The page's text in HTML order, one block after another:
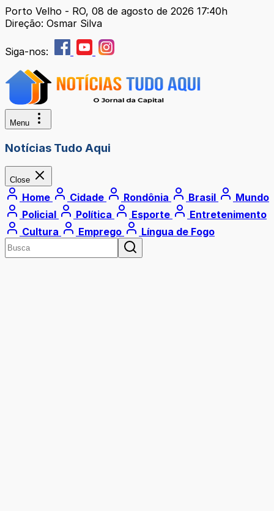
Porto Velho - RO, 08 de agosto de 2026 17:40h
Direção: Osmar Silva
Siga-nos:
Menu
Notícias Tudo Aqui
Close
Home Cidade Rondônia Brasil
Mundo
Policial
Política Esporte
Entretenimento
Cultura
Emprego Língua de Fogo